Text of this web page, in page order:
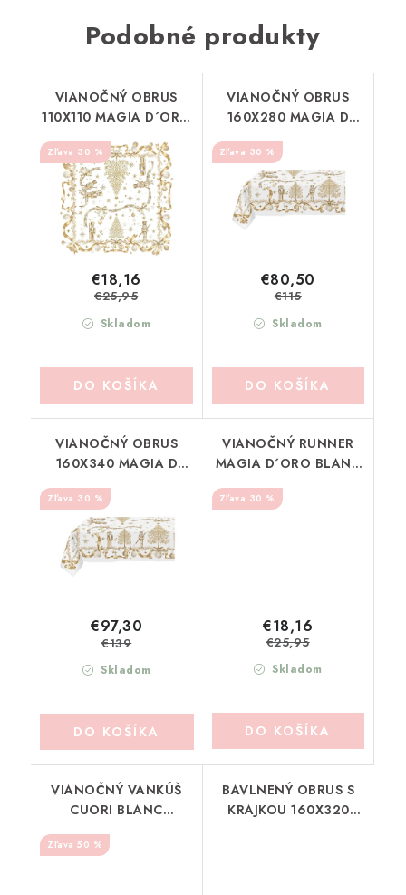
Podobné produkty
VIANOČNÝ OBRUS
110X110 MAGIA D´ORO
BLANC MARICLO
(A39155)
30 %
Skladom
€18,16
€25,95
DO KOŠÍKA
VIANOČNÝ OBRUS
160X280 MAGIA D
´ORO BLANC MARICLO
(A39152)
30 %
Skladom
€80,50
€115
DO KOŠÍKA
VIANOČNÝ OBRUS
160X340 MAGIA D
(A39151)
30 %
Skladom
€97,30
€139
DO KOŠÍKA
VIANOČNÝ RUNNER
MAGIA D´ORO BLANC
30 %
Skladom
€18,16
€25,95
DO KOŠÍKA
VIANOČNÝ VANKÚŠ
CUORI BLANC
MARICLO (A38615)
50 %
BAVLNENÝ OBRUS S
KRAJKOU 160X320